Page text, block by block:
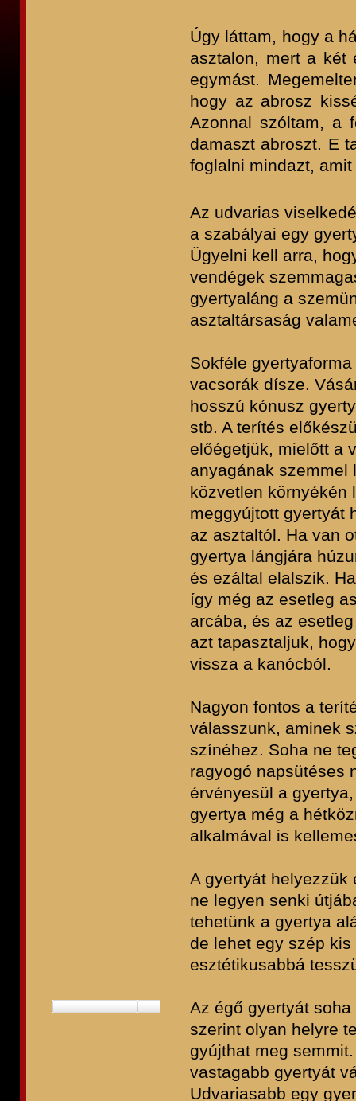
Úgy láttam, hogy a
asztalon, mert a két
egymást.
hogy az abrosz
Azonnal szóltam, a
damaszt abroszt. E
foglalni mindazt,
Az udvarias
a szabályai egy
Ügyelni kell arra,
vendégek
gyertyaláng a
asztaltársaság
Sokféle
vacsorák dísze.
hosszú kónusz
stb. A terítés
előégetjük, mielőtt a
anyagának szemmel
közvetlen környékén
meggyújtott gyertyát
az asztaltól. Ha van
gyertya lángjára
és ezáltal elalszik.
így még az esetleg
arcába, és az
azt tapasztaljuk,
vissza a kanócból.
Nagyon fontos a
válasszunk, aminek
színéhez. Soha ne
ragyogó napsütéses
érvényesül a
gyertya még a
alkalmával is
A gyertyát helyezzük
ne legyen senki
tehetünk a gyertya
de lehet egy szép
esztétikusabbá
Az égő gyertyát
szerint olyan helyre
gyújthat meg
vastagabb gyertyát
Udvariasabb egy